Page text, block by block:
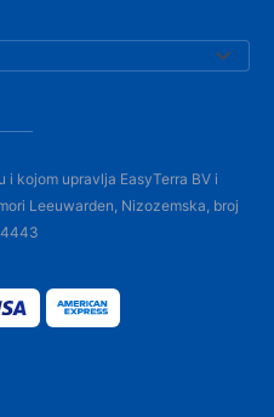
kojom upravlja EasyTerra BV i
Leeuwarden, Nizozemska, broj